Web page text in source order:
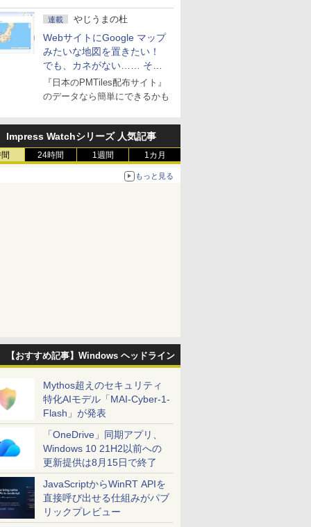
連載 やじうまの杜
WebサイトにGoogle マップ
みたいな地図を置きたい！
でも、カネがない…… そん
な人に朗報！
『日本のPMTiles配布サイト』
のデータなら簡単にできるかも
Impress Watchシリーズ 人気記事
24時間 1週間 1カ月
もっと見る
【おすすめ記事】Windows ヘッドライン
Mythos超えのセキュリティ
特化AIモデル「MAI-Cyber-1-
Flash」が発表
「OneDrive」同期アプリ、
Windows 10 21H2以前への
更新提供は8月15日で終了
JavaScriptからWinRT APIを
直接呼び出せる仕組みがパブ
リックプレビュー